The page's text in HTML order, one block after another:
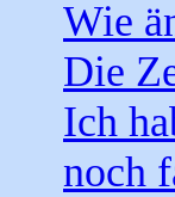
Wie
Die
Ich
noch